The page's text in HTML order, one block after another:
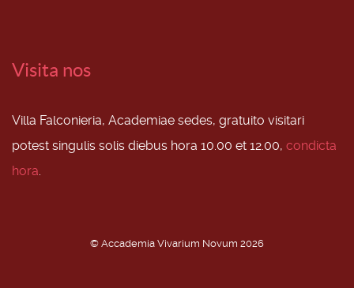
Visita nos
Villa Falconieria, Academiae sedes, gratuito visitari
potest singulis solis diebus hora 10.00 et 12.00, condicta
hora.
© Accademia Vivarium Novum 2026